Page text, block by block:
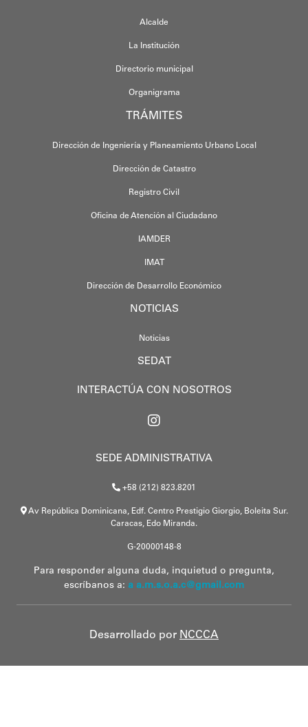
Alcalde
La Institución
Directorio municipal
Organigrama
TRÁMITES
Dirección de Ingeniería y Planeamiento Urbano Local
Dirección de Catastro
Registro Civil
Oficina de Atención al Ciudadano
IAMDER
IMAT
Dirección de Desarrollo Económico
NOTICIAS
Noticias
SEDAT
INTERACTÚA CON NOSOTROS
SEDE ADMINISTRATIVA
+58 (212) 823.8201
Av República Dominicana, Edf. Centro Prestigio Giorgio, Boleita Sur.
Caracas, Edo Miranda.
G-20000148-8
Para responder alguna duda, inquietud o pregunta,
escríbanos a: a a.m.s.o.a.c@gmail.com
Desarrollado por NCCCA